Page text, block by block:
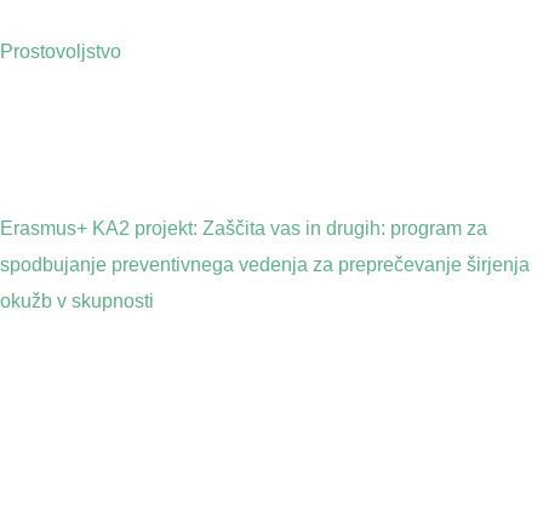
Prostovoljstvo
Erasmus+ KA2 projekt: Zaščita vas in drugih: program za
spodbujanje preventivnega vedenja za preprečevanje širjenja
okužb v skupnosti